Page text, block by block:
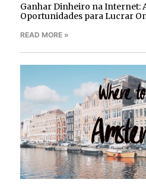
Ganhar Dinheiro na Internet:
Oportunidades para Lucrar
READ MORE »